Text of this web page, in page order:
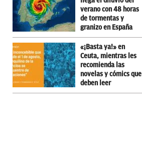
verano con 48 horas
de tormentas y
granizo en España
«¡Basta ya!» en
Ceuta, mientras les
recomienda las
novelas y cómics que
deben leer